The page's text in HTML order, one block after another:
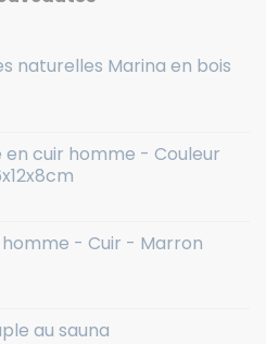
naturelles Marina en bois
en cuir homme - Couleur
- Cuir - Marron
au sauna